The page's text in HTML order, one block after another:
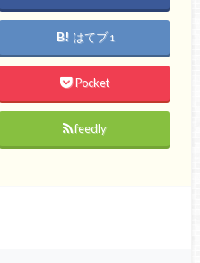
はてブ 1
Pocket
feedly